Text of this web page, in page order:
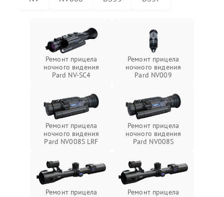
Ремонт прицела
ночного видения
Pard NV-SC4
Ремонт прицела
ночного видения
Pard NV009
Ремонт прицела
ночного видения
Pard NV008S LRF
Ремонт прицела
ночного видения
Pard NV008S
Ремонт прицела
Ремонт прицела